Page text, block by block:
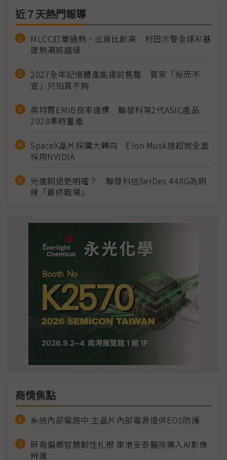
近７天熱門報導
MLCC訂單過熱、出貨比創高 村田示警全球AI基
建熱潮將趨緩
2027全年記憶體產能提前售罄 買家「祕而不
宣」只怕買不夠
英特爾EMIB良率達標 聯發科第2代ASIC產品
2028準時量產
SpaceX晶片採購大轉向 Elon Musk捨超微全面
採用NVIDIA
光進銅退更明確？ 聯發科估SerDes 448G為銅
線「最終戰場」
商情焦點
系統內部電路中 主晶片內部電源提供EOS防護
屏南偏鄉智慧韌性扎根 東港安泰醫院導入AI影像
辨識